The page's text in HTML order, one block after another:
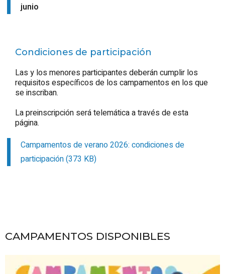
junio
Condiciones de participación
Las y los menores participantes deberán cumplir los
requisitos específicos de los campamentos en los que
se inscriban.
La preinscripción será telemática a través de esta
página.
Campamentos de verano 2026: condiciones de
participación (373 KB)
CAMPAMENTOS DISPONIBLES